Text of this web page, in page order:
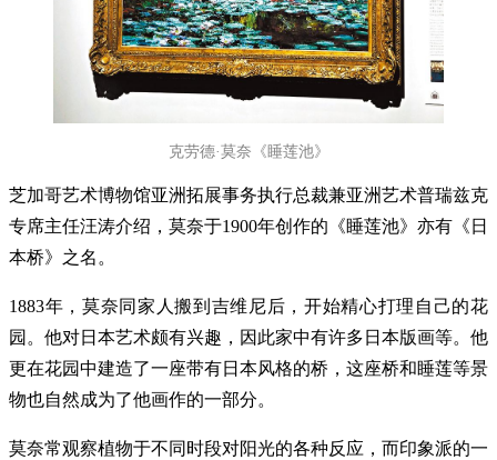
克劳德·莫奈《睡莲池》
芝加哥艺术博物馆亚洲拓展事务执行总裁兼亚洲艺术普瑞兹克
专席主任汪涛介绍，莫奈于1900年创作的《睡莲池》亦有《日
本桥》之名。
1883年，莫奈同家人搬到吉维尼后，开始精心打理自己的花
园。他对日本艺术颇有兴趣，因此家中有许多日本版画等。他
更在花园中建造了一座带有日本风格的桥，这座桥和睡莲等景
物也自然成为了他画作的一部分。
莫奈常观察植物于不同时段对阳光的各种反应，而印象派的一